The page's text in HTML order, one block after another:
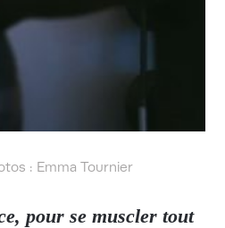
: Emma Tournier
pour se muscler tout